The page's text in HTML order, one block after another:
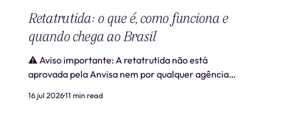
Retatrutida: o que é, como funciona e
quando chega ao Brasil
⚠️ Aviso importante: A retatrutida não está
aprovada pela Anvisa nem por qualquer agência
como "retatrutida" fora de estudos clínicos
16 jul 202611 min read